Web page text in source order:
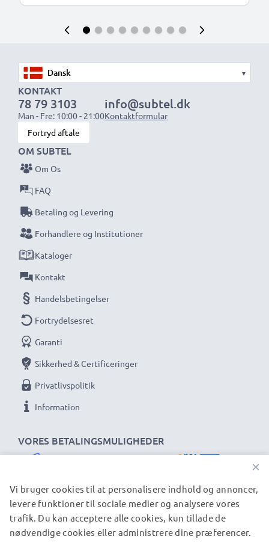
▾
KONTAKT
78 79 3103
Man - Fre: 10:00 - 21:00
info@subtel.dk
Kontaktformular
Fortryd aftale
VORES BETALINGSMULIGHEDER
OM SUBTEL
Om Os
FAQ
Betaling og Levering
Forhandlere og Institutioner
Kataloger
Kontakt
Handelsbetingelser
Fortrydelsesret
Garanti
Sikkerhed & Certificeringer
Privatlivspolitik
Information
VORES FORSENDELSESPARTNERE
×
Vi bruger cookies til at personalisere indhold og annoncer,
levere funktioner til sociale medier og analysere vores
trafik. Du kan acceptere alle cookies, kun tillade de
nødvendige cookies eller administrere dine præferencer.